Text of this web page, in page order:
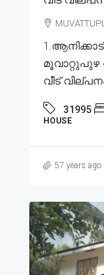
മൂവാറ്റുപുഴ
വീട്
31995
HOUSE
57 years ago